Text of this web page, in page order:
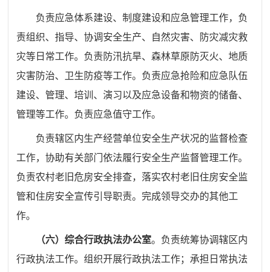
负责应急体系建设、制度建设和应急管理工作，负
责组织、指导、协调安全生产、自然灾害、防灾减灾救
灾等日常工作。负责防汛抗旱、森林草原防灭火、地质
灾害防治、卫生防疫等工作。负责应急抢险和应急队伍
建设、管理、培训、演习以及应急设备和物资的储备、
管理等工作。负责应急值守工作。
负责辖区内生产经营单位安全生产状况的监督检查
工作，协助有关部门依法履行安全生产监督管理工作。
负责农村老旧危房安全排查，落实农村老旧住房安全监
管和住房安全宣传引导职责。完成领导交办的其他工
作。
（六）综合行政执法办公室。 负责统筹协调辖区内
行政执法工作。组织开展行政执法工作；承担日常执法